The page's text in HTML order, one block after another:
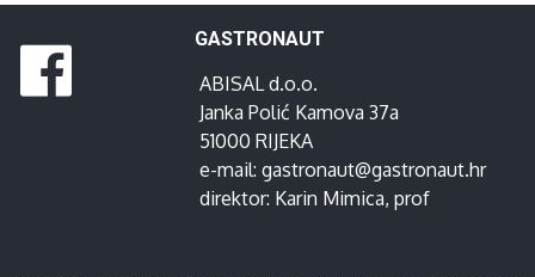
GASTRONAUT
ABISAL d.o.o.
Janka Polić Kamova 37a
51000 RIJEKA
e-mail: gastronaut@gastronaut.hr
direktor: Karin Mimica, prof